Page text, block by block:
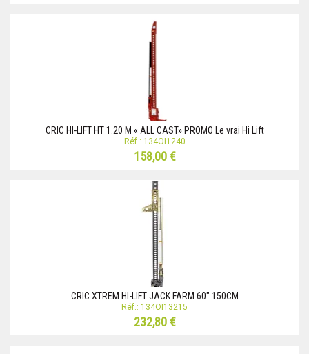
CRIC HI-LIFT HT 1.20 M « ALL CAST» PROMO Le vrai Hi Lift
Réf.: 134OI1240
158,00 €
CRIC XTREM HI-LIFT JACK FARM 60" 150CM
Réf.: 134OI13215
232,80 €